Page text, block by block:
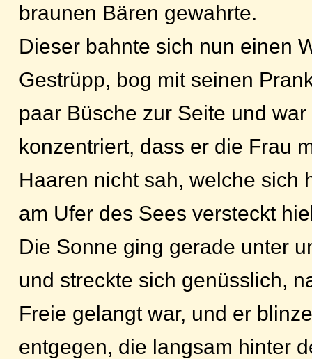
braunen Bären gewahrte.
Dieser bahnte sich nun einen
Gestrüpp, bog mit seinen
paar Büsche zur Seite und
konzentriert, dass er die Frau
Haaren nicht sah, welche sich
am Ufer des Sees versteckt
Die Sonne ging gerade unter
und streckte sich genüsslich,
Freie gelangt war, und er
entgegen, die langsam hinter